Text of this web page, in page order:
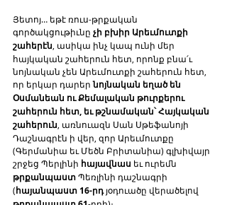
Յետոյ… եթէ ռուս-թրքական
գործակցութիւնը չի բխիր Արեւմուտքի
շահերէն , ասիկա ինչ կապ ունի մեր
հայկական շահերուն հետ, որոնք բնա՛ւ
նոյնական չեն Արեւմուտքի շահերուն հետ,
որ երկար դարեր նոյնական եղած են
Օսմանեան ու Քեմալական թուրքերու
շահերուն հետ, եւ թշնամական՝ Հայկական
շահերուն , առնուազն Սան Սթեֆանոյի
Դաշնագրէն ի վեր, զոր Արեւմուտքը
(Գերմանիա եւ Մեծն Բրիտանիա) գլխիվայր
շրջեց Պերլինի հայավնաս եւ ուրեմն
թրքանպաստ Պեռլինի դաշնագրի
(հայանպաստ 16-րդ յօդուածը վերածելով